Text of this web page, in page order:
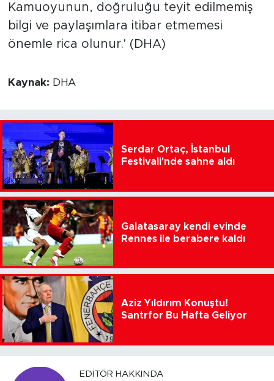
Kamuoyunun, doğruluğu teyit edilmemiş
bilgi ve paylaşımlara itibar etmemesi
önemle rica olunur.' (DHA)
Kaynak: DHA
Serdar Ortaç, İstanbul
Festivali'nde sahne aldı
Galatasaray kendi evinde
Rennes ile berabere kaldı
Aziz Yıldırım Konuştu!
Santrfor Bu Hafta Geliyor
EDITÖR HAKKINDA